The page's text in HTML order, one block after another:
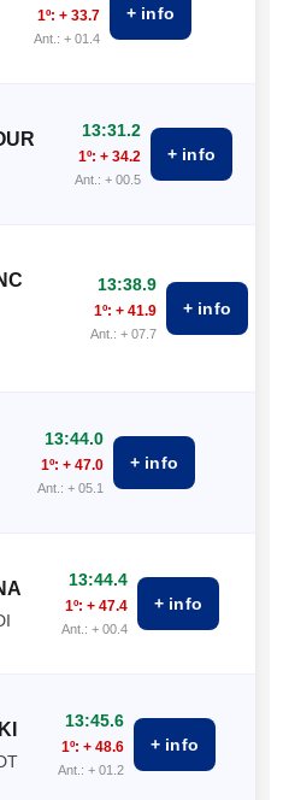
1º: + 33.7
Ant.: + 01.4
+ info
13:31.2
1º: + 34.2
Ant.: + 00.5
+ info
13:38.9
1º: + 41.9
Ant.: + 07.7
+ info
13:44.0
1º: + 47.0
Ant.: + 05.1
+ info
13:44.4
1º: + 47.4
Ant.: + 00.4
+ info
13:45.6
1º: + 48.6
Ant.: + 01.2
+ info